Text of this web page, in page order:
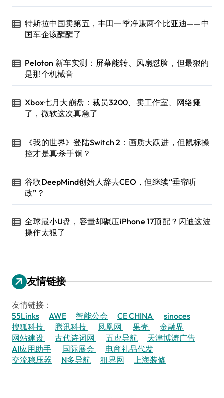
特斯拉中国卖第五，丰田一季净赚两个比亚迪——中
国车企该醒醒了
Peloton 新车实测：屏幕能转、风扇怼脸，但最狠的
是那个机械音
Xbox七月大崩盘：裁员3200、卖工作室、网络瘫
了，微软这次真急了
《我的世界》登陆Switch 2：画质大跃进，但鼠标操
控才是真·杀手锏？
谷歌DeepMind创始人辞去CEO，但继续“垂帘听
政”？
全球最小U盘，容量却碾压iPhone 17顶配？闪迪这波
操作太狠了
友情链接
友情链接：
55Links
AWE 智能公会 CE CHINA
sinoces
搜狐科技
腾讯科技 凤凰网 果壳
金融界
网站建设
古代诗词网 五虎导航
天津博涛广告
AI应用助手
国际展会
电商礼品代发
交流稳压器
N多导航 租界网 上海装修